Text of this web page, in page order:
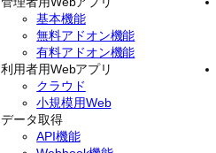
基本機能
無料アドオン機能
有料アドオン機能
利用者用Webアプリ
クラウド
小規模用Web
データ取得
API機能